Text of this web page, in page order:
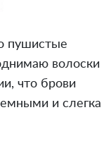
пушистые
волоски
что брови
и слегка